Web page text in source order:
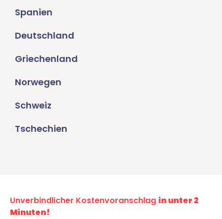
Spanien
Deutschland
Griechenland
Norwegen
Schweiz
Tschechien
Unverbindlicher Kostenvoranschlag in unter 2
Minuten!